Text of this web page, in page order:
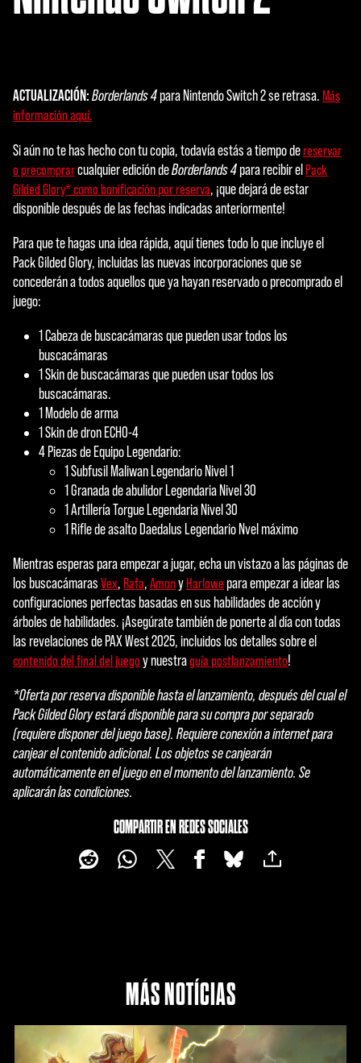
ACTUALIZACIÓN:Borderlands 4para Nintendo Switch 2 se retrasa. Más
información aquí.
Si aún no te has hecho con tu copia, todavía estás a tiempo dereservar
o precomprarcualquier edición deBorderlands 4para recibir elPack
Gilded Glory* como bonificación por reserva, ¡que dejará de estar
disponible después de las fechas indicadas anteriormente!
Para que te hagas una idea rápida, aquí tienes todo lo que incluye el
Pack Gilded Glory, incluidas las nuevas incorporaciones que se
concederán a todos aquellos que ya hayan reservado o precomprado el
juego:
1 Cabeza de buscacámaras que pueden usar todos los
buscacámaras
1 Skin de buscacámaras que pueden usar todos los
buscacámaras.
1 Modelo de arma
1 Skin de dron ECHO-4
4 Piezas de Equipo Legendario:
1 Subfusil Maliwan Legendario Nivel 1
1 Granada de abulidor Legendaria Nivel 30
1 Artillería Torgue Legendaria Nivel 30
1 Rifle de asalto Daedalus Legendario Nvel máximo
Mientras esperas para empezar a jugar, echa un vistazo a las páginas de
los buscacámaras Vex, Rafa, Amony Harlowe para empezar a idear las
configuraciones perfectas basadas en sus habilidades de acción y
árboles de habilidades. ¡Asegúrate también de ponerte al día con todas
las revelaciones de PAX West 2025, incluidos los detalles sobre el
contenido del final del juego y nuestraguía postlanzamiento!
*Oferta por reserva disponible hasta el lanzamiento, después del cual el
Pack Gilded Glory estará disponible para su compra por separado
(requiere disponer del juego base). Requiere conexión a internet para
canjear el contenido adicional. Los objetos se canjearán
automáticamente en el juego en el momento del lanzamiento. Se
aplicarán las condiciones.
COMPARTIR EN REDES SOCIALES
MÁS NOTÍCIAS